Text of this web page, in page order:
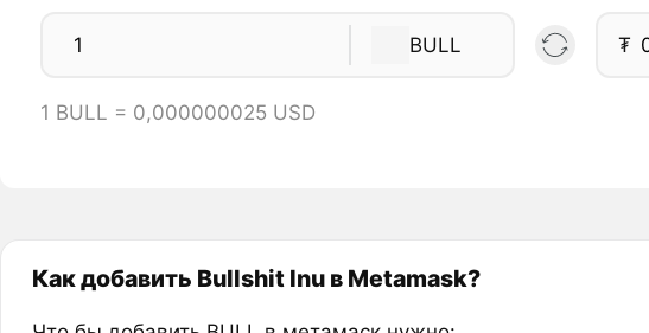
BULL ₮
1 BULL = 0,000000025 USD
Как добавить Bullshit Inu в Metamask?